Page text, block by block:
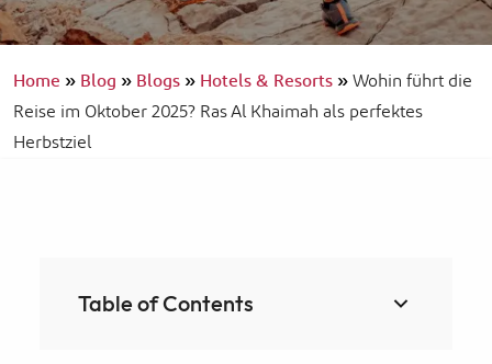
Home»Blog»Blogs»Hotels & Resorts»Wohin führt die
Reise im Oktober 2025? Ras Al Khaimah als perfektes
Herbstziel
Table of Contents